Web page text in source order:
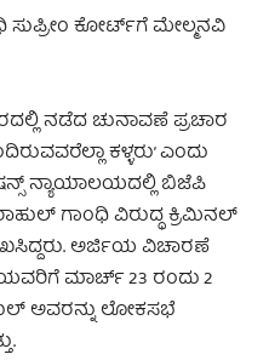
ಸುಪ್ರೀಂ ಕೋರ್ಟ್‌ಗೆ ಮೇಲ್ಮನವಿ
ನಡೆದ ಚುನಾವಣೆ ಪ್ರಚಾರ
ಕಳ್ಳರು’ ಎಂದು
ನ್ಯಾಯಾಲಯದಲ್ಲಿ ಬಿಜೆಪಿ
ಗಾಂಧಿ ವಿರುದ್ಧ ಕ್ರಿಮಿನಲ್
ಅರ್ಜಿಯ ವಿಚಾರಣೆ
ಮಾರ್ಚ್‌ 23 ರಂದು 2
ಅವರನ್ನು ಲೋಕಸಭೆ